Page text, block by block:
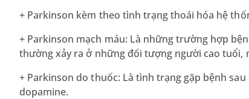
+ Parkinson kèm theo tình trạng thoái hóa hệ
+ Parkinson mạch máu: Là những trường hợp
thường xảy ra ở những đối tượng người cao tuổi,
+ Parkinson do thuốc: Là tình trạng gặp bệnh
dopamine.